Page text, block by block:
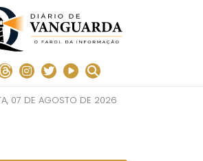
07 DE AGOSTO DE 2026